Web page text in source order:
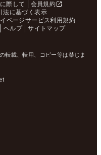
際して
会員規約
法に基づく表示
ページサービス利用規約
ヘルプ サイトマップ
転載、転用、コピー等は禁じま